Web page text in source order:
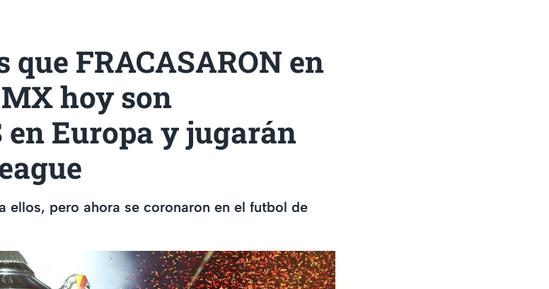
que FRACASARON en
hoy son
en Europa y jugarán
ellos, pero ahora se coronaron en el futbol de